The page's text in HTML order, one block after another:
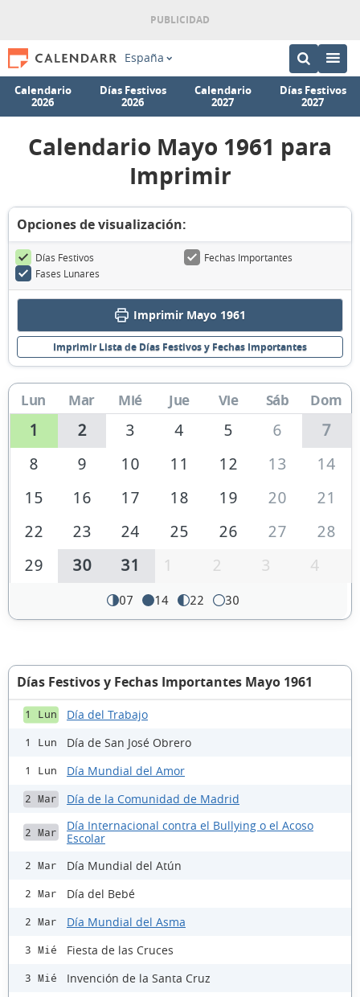
España
Calendario
2026
Días Festivos
2026
Calendario
2027
Días Festivos
2027
Calendario Mayo 1961 para
Imprimir
Opciones de visualización:
Días Festivos
Fechas Importantes
Fases Lunares
Imprimir Mayo 1961
Imprimir Lista de Días Festivos y Fechas Importantes
Lun Mar Mié Jue Vie Sáb Dom
1 2 3 4 5 6
7
8
9 10 11 12 13
14
15
16 17 18 19 20
21
22
23 24 25 26 27
28
29
30 31 1 2 3 4
07 14 22 30
Días Festivos y Fechas Importantes Mayo 1961
1 Lun Día del Trabajo
1 Lun Día de San José Obrero
1 Lun Día Mundial del Amor
2 Mar Día de la Comunidad de Madrid
2 Mar
Día Internacional contra el Bullying o el Acoso
Escolar
2 Mar Día Mundial del Atún
2 Mar Día del Bebé
2 Mar Día Mundial del Asma
3 Mié Fiesta de las Cruces
3 Mié Invención de la Santa Cruz